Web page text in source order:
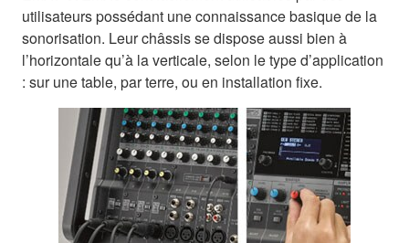
utilisateurs possédant une connaissance basique de la
sonorisation. Leur châssis se dispose aussi bien à
l’horizontale qu’à la verticale, selon le type d’application
: sur une table, par terre, ou en installation fixe.